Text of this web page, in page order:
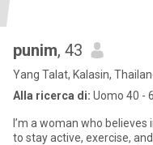
punim, 43
Yang Talat, Kalasin,
Alla ricerca di: Uomo 40 -
I’m a woman who
to stay active, exercise,